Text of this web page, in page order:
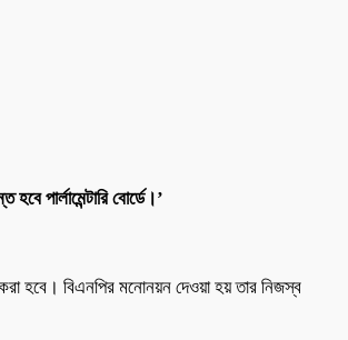
পার্লামেন্টারি বোর্ডে।’
করা হবে। বিএনপির মনোনয়ন দেওয়া হয় তার নিজস্ব